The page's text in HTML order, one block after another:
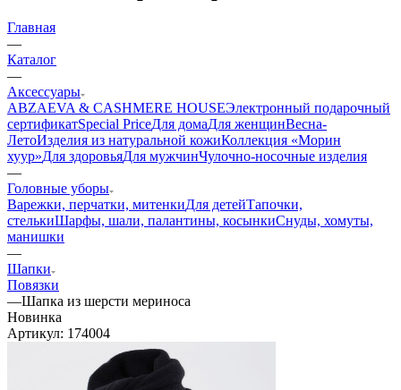
Главная
—
Каталог
—
Аксессуары
ABZAEVA & CASHMERE HOUSEЭлектронный подарочный
сертификатSpecial PriceДля домаДля женщинВесна-
ЛетоИзделия из натуральной кожиКоллекция «Морин
хуур»Для здоровьяДля мужчинЧулочно-носочные изделия
—
Головные уборы
Варежки, перчатки, митенкиДля детейТапочки,
стелькиШарфы, шали, палантины, косынкиСнуды, хомуты,
манишки
—
Шапки
Повязки
—Шапка из шерсти мериноса
Новинка
Артикул: 174004